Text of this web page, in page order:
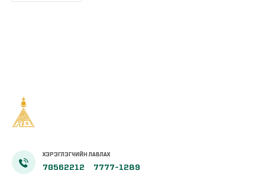
ХЭРЭГЛЭГЧИЙН ЛАВЛАХ
70562212 7777-1289